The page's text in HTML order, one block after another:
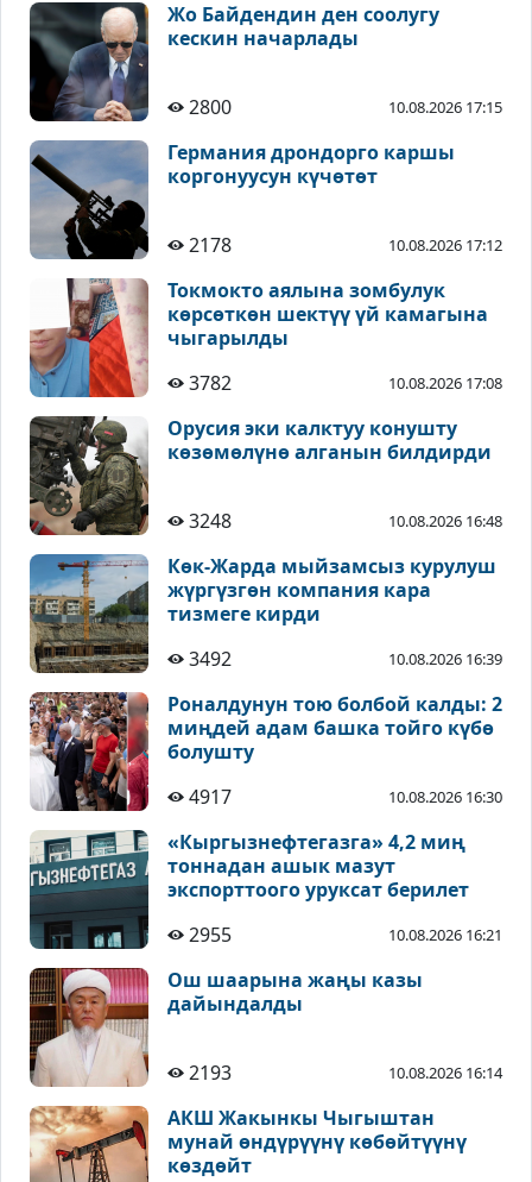
Жо Байдендин ден соолугу
кескин начарлады
2800 10.08.2026 17:15
Германия дрондорго каршы
коргонуусун күчөтөт
2178 10.08.2026 17:12
Токмокто аялына зомбулук
көрсөткөн шектүү үй камагына
чыгарылды
3782
10.08.2026 17:08
Орусия эки калктуу конушту
көзөмөлүнө алганын билдирди
3248 10.08.2026 16:48
Көк-Жарда мыйзамсыз курулуш
жүргүзгөн компания кара
тизмеге кирди
3492
10.08.2026 16:39
Роналдунун тою болбой калды: 2
миңдей адам башка тойго күбө
болушту
4917
10.08.2026 16:30
«Кыргызнефтегазга» 4,2 миң
тоннадан ашык мазут
экспорттоого уруксат берилет
2955
10.08.2026 16:21
Ош шаарына жаңы казы
дайындалды
2193 10.08.2026 16:14
АКШ Жакынкы Чыгыштан
мунай өндүрүүнү көбөйтүүнү
көздөйт